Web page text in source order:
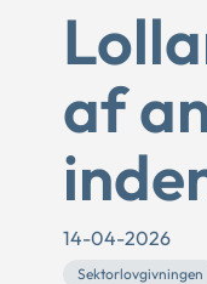
af
14-04-2026
Sektorlovgivningen